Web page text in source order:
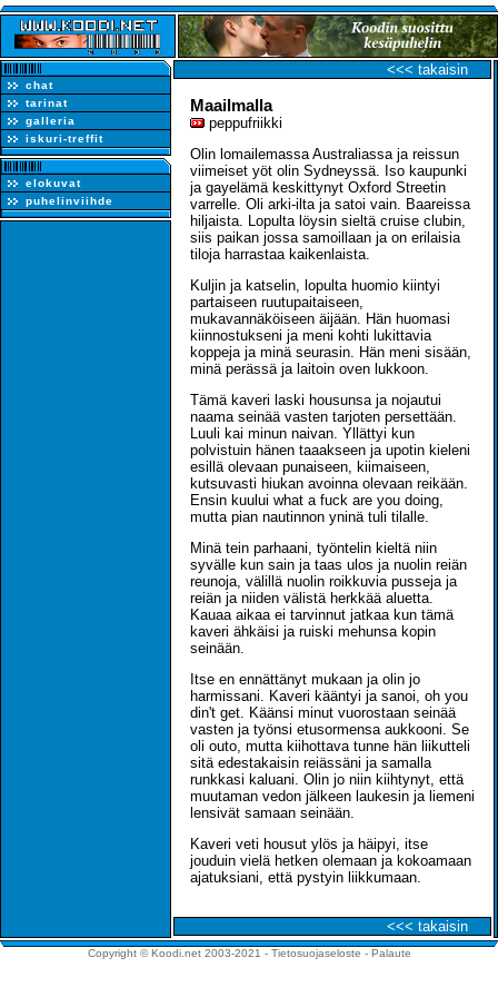
chat
tarinat
galleria
iskuri-treffit
elokuvat
puhelinviihde
<<< takaisin
Maailmalla
peppufriikki
Olin lomailemassa Australiassa ja reissun
viimeiset yöt olin Sydneyssä. Iso kaupunki
ja gayelämä keskittynyt Oxford Streetin
varrelle. Oli arki-ilta ja satoi vain. Baareissa
hiljaista. Lopulta löysin sieltä cruise clubin,
siis paikan jossa samoillaan ja on erilaisia
tiloja harrastaa kaikenlaista.
Kuljin ja katselin, lopulta huomio kiintyi
partaiseen ruutupaitaiseen,
mukavannäköiseen äijään. Hän huomasi
kiinnostukseni ja meni kohti lukittavia
koppeja ja minä seurasin. Hän meni sisään,
minä perässä ja laitoin oven lukkoon.
Tämä kaveri laski housunsa ja nojautui
naama seinää vasten tarjoten persettään.
Luuli kai minun naivan. Yllättyi kun
polvistuin hänen taaakseen ja upotin kieleni
esillä olevaan punaiseen, kiimaiseen,
kutsuvasti hiukan avoinna olevaan reikään.
Ensin kuului what a fuck are you doing,
mutta pian nautinnon yninä tuli tilalle.
Minä tein parhaani, työntelin kieltä niin
syvälle kun sain ja taas ulos ja nuolin reiän
reunoja, välillä nuolin roikkuvia pusseja ja
reiän ja niiden välistä herkkää aluetta.
Kauaa aikaa ei tarvinnut jatkaa kun tämä
kaveri ähkäisi ja ruiski mehunsa kopin
seinään.
Itse en ennättänyt mukaan ja olin jo
harmissani. Kaveri kääntyi ja sanoi, oh you
din't get. Käänsi minut vuorostaan seinää
vasten ja työnsi etusormensa aukkooni. Se
oli outo, mutta kiihottava tunne hän liikutteli
sitä edestakaisin reiässäni ja samalla
runkkasi kaluani. Olin jo niin kiihtynyt, että
muutaman vedon jälkeen laukesin ja liemeni
lensivät samaan seinään.
Kaveri veti housut ylös ja häipyi, itse
jouduin vielä hetken olemaan ja kokoamaan
ajatuksiani, että pystyin liikkumaan.
<<< takaisin
Copyright © Koodi.net 2003-2021 - Tietosuojaseloste - Palaute